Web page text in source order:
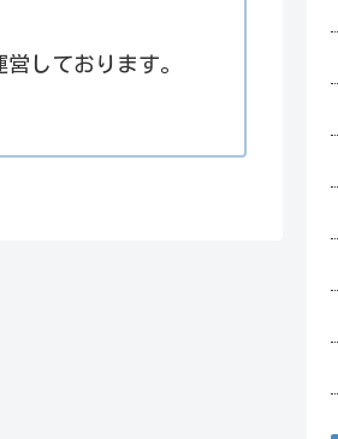
しております。